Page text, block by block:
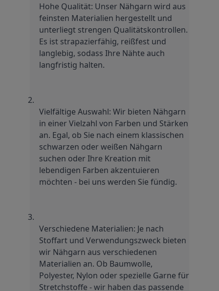
Hohe Qualität: Unser Nähgarn wird aus
feinsten Materialien hergestellt und
unterliegt strengen Qualitätskontrollen.
Es ist strapazierfähig, reißfest und
langlebig, sodass Ihre Nähte auch
langfristig halten.
Vielfältige Auswahl: Wir bieten Nähgarn
in einer Vielzahl von Farben und Stärken
an. Egal, ob Sie nach einem klassischen
schwarzen oder weißen Nähgarn
suchen oder Ihre Kreation mit
lebendigen Farben akzentuieren
möchten - bei uns werden Sie fündig.
Verschiedene Materialien: Je nach
Stoffart und Verwendungszweck bieten
wir Nähgarn aus verschiedenen
Materialien an. Ob Baumwolle,
Polyester, Nylon oder spezielle Garne für
Stretchstoffe - wir haben das passende